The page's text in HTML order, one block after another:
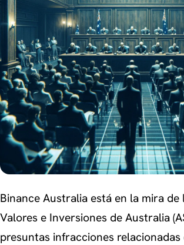
Binance Australia está en la mira de
Valores e Inversiones de Australia
presuntas infracciones relacionadas